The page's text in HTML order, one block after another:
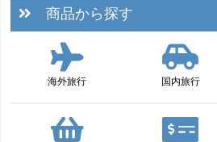
商品から探す
海外旅行 国内旅行